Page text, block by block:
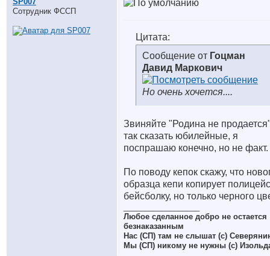
Сотрудник ФССП
Цитата:
Сообщение от Гоцман
Давид Маркович
Но очень хочется....
Звиняйте "Родина не
так сказать юбилейные, я
поспрашаю конечно, но не факт.
По поводу кепок скажу, что
образца кепи копирует
бейсболку, но только черного
Любое сделанное добро не остается
безнаказанным
Нас (СП) там не слышат (с)
Мы (СП) никому не нужны (с)